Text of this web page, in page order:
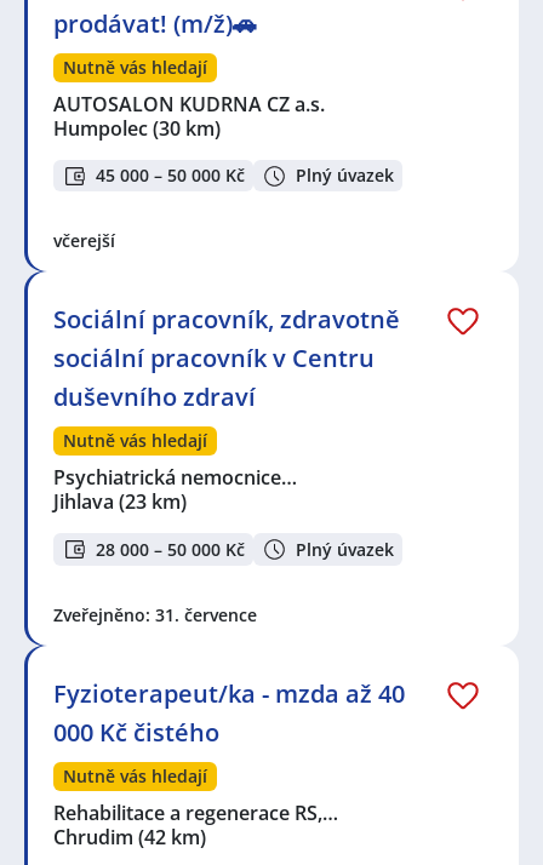
prodávat! (m/ž)🚗
Nutně vás hledají
AUTOSALON KUDRNA CZ a.s.
Humpolec(30 km)
45 000 – 50 000 Kč Plný úvazek
včerejší
Sociální pracovník, zdravotně
sociální pracovník v Centru
duševního zdraví
Nutně vás hledají
Psychiatrická nemocnice…
Jihlava (23 km)
28 000 – 50 000 Kč Plný úvazek
Zveřejněno: 31. července
Fyzioterapeut/ka - mzda až 40
000 Kč čistého
Nutně vás hledají
Rehabilitace a regenerace RS,…
Chrudim (42 km)